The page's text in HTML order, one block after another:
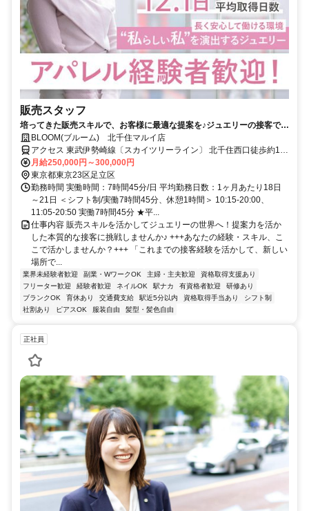
販売スタッフ
培ってきた販売スキルで、お客様に最適な提案を♪ジュエリーの接客で、
あなたの「提案力」を存分に活かしませんか？
BLOOM(ブルーム) 北千住マルイ店
アクセス 東武伊勢崎線〔スカイツリーライン〕 北千住西口徒歩約1
分、ＪＲ常磐線 北千住西口徒歩約1分、東京メトロ日比谷線 北千住西
口徒歩約1分 各線北千住駅すぐ
月給250,000円～300,000円
東京都東京23区足立区
勤務時間 実働時間：7時間45分/日 平均勤務日数：1ヶ月あたり18日
～21日 ＜シフト制/実働7時間45分、休憩1時間＞ 10:15-20:00、
11:05-20:50 実働7時間45分 ★平...
仕事内容 販売スキルを活かしてジュエリーの世界へ！提案力を活か
した本質的な接客に挑戦しませんか♪ +++あなたの経験・スキル、こ
こで活かしませんか？+++ 「これまでの接客経験を活かして、新しい
場所で...
業界未経験者歓迎 副業・WワークOK 主婦・主夫歓迎
資格取得支援あり
フリーター歓迎
経験者歓迎 ネイルOK 駅ナカ 有資格者歓迎
研修あり
ブランクOK
育休あり 交通費支給 駅近5分以内 資格取得手当あり
シフト制
社割あり
ピアスOK 服装自由 髪型・髪色自由
正社員